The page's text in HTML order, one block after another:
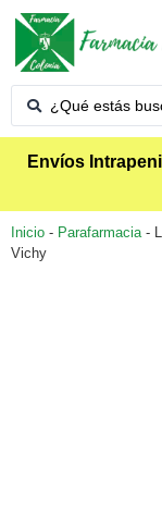
Envíos
Inicio - Parafarmacia-
Vichy